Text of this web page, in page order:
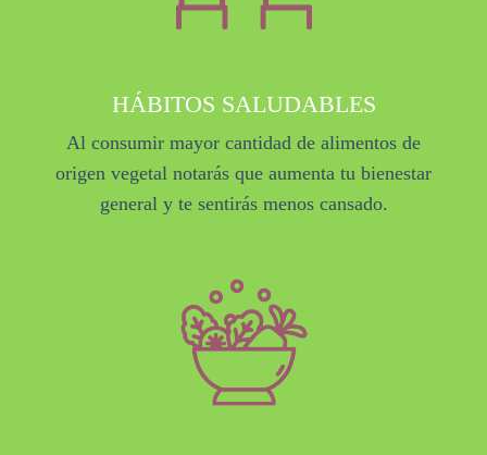
HÁBITOS SALUDABLES
Al consumir mayor cantidad de alimentos de
origen vegetal notarás que aumenta tu bienestar
general y te sentirás menos cansado.